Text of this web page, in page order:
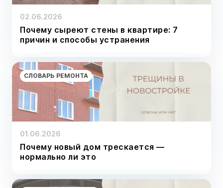
02.06.2026
Почему сыреют стены в квартире: 7
причин и способы устранения
СЛОВАРЬ РЕМОНТА
01.06.2026
Почему новый дом трескается —
нормально ли это